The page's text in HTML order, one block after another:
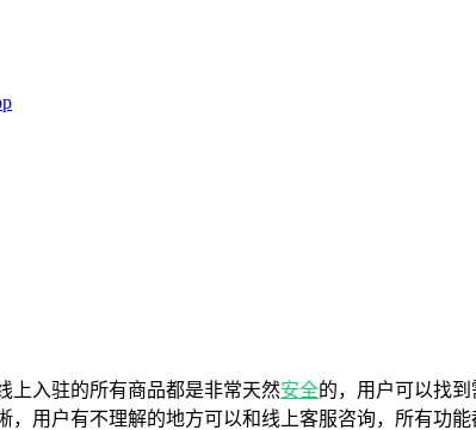
上入驻的所有商品都是非常天然安全的，用户可以找
，用户有不理解的地方可以和线上客服咨询，所有功